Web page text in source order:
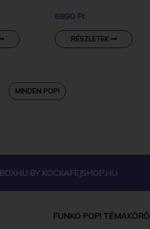
6890 Ft
RÉSZLETEK
MINDEN POP!
BY KOCKAFEJSHOP.HU
FUNKO POP!